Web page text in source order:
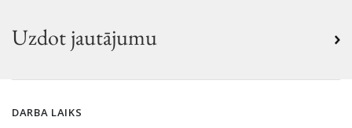
Uzdot jautājumu
DARBA LAIKS